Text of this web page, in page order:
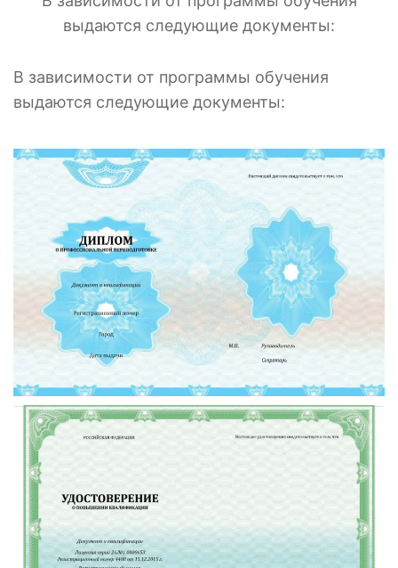
выдаются следующие документы:
В зависимости от программы обучения
выдаются следующие документы: